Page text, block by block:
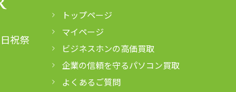
祝祭
トップページ
マイページ
ビジネスホンの高価買取
企業の信頼を守るパソコン買取
よくあるご質問